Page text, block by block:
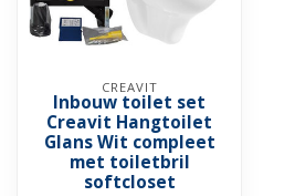
CREAVIT
Inbouw toilet set
Creavit Hangtoilet
Glans Wit compleet
met toiletbril
softcloset